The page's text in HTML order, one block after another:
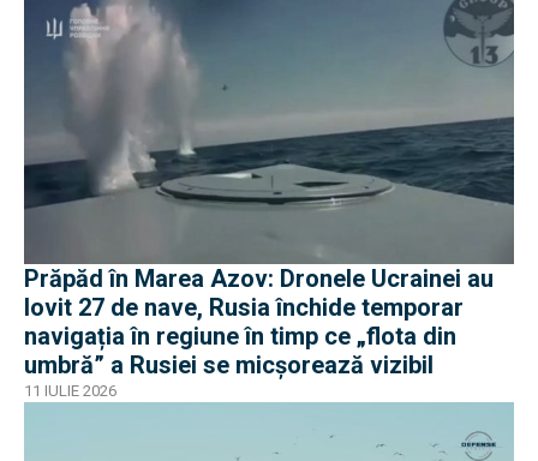
Prăpăd în Marea Azov: Dronele Ucrainei au
lovit 27 de nave, Rusia închide temporar
navigația în regiune în timp ce „flota din
umbră” a Rusiei se micșorează vizibil
11 IULIE 2026